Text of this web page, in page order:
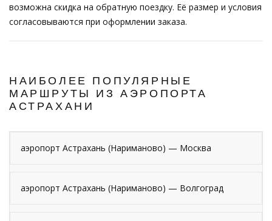
возможна скидка на обратную поездку. Её размер и условия
согласовываются при оформлении заказа.
НАИБОЛЕЕ ПОПУЛЯРНЫЕ
МАРШРУТЫ ИЗ АЭРОПОРТА
АСТРАХАНИ
аэропорт Астрахань (Нариманово) — Москва
аэропорт Астрахань (Нариманово) — Волгоград